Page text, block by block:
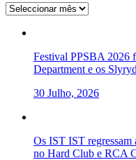
Arquivo
Festival PPSBA 2026
Department e os
30 Julho, 2026
Os IST IST regressam
no Hard Club e RCA